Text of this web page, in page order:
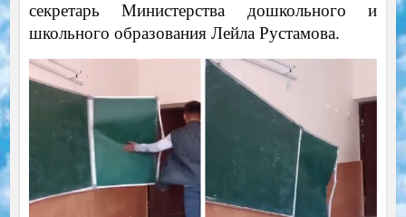
секретарь Министерства дошкольного и
школьного образования Лейла Рустамова.